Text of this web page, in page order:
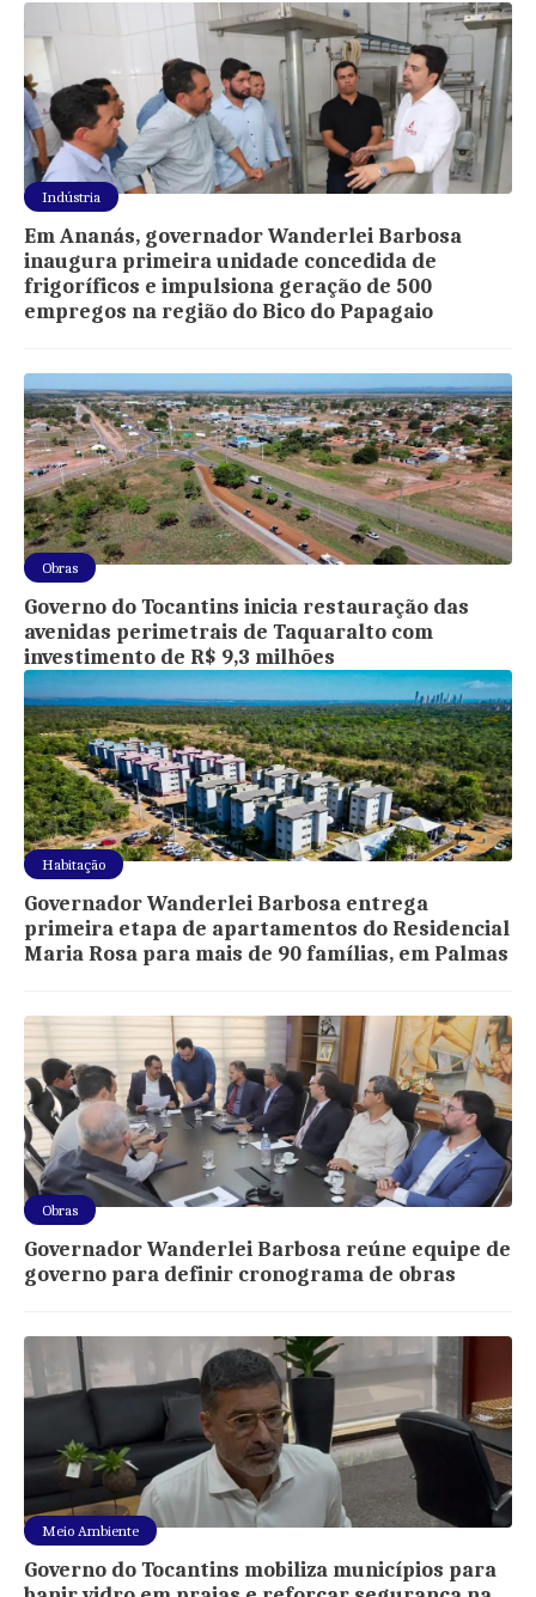
Indústria
Em Ananás, governador Wanderlei Barbosa
inaugura primeira unidade concedida de
frigoríficos e impulsiona geração de 500
empregos na região do Bico do Papagaio
Obras
Governo do Tocantins inicia restauração das
avenidas perimetrais de Taquaralto com
investimento de R$ 9,3 milhões
Habitação
Governador Wanderlei Barbosa entrega
primeira etapa de apartamentos do Residencial
Maria Rosa para mais de 90 famílias, em Palmas
Obras
Governador Wanderlei Barbosa reúne equipe de
governo para definir cronograma de obras
Meio Ambiente
Governo do Tocantins mobiliza municípios para